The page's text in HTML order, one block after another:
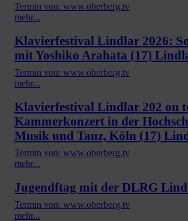
Termin von: www.oberberg.tv
mehr...
Klavierfestival Lindlar 2026:
mit Yoshiko Arahata (17)
Termin von: www.oberberg.tv
mehr...
Klavierfestival Lindlar 202 on
Kammerkonzert in der
Musik und Tanz, Köln (17)
Termin von: www.oberberg.tv
mehr...
Jugendftag mit der DLRG
Termin von: www.oberberg.tv
mehr...